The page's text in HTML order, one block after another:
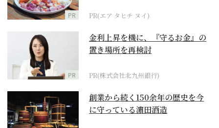
PR PR(エア タヒチ ヌイ)
PR
金利上昇を機に、『守るお金』の
置き場所を再検討
PR(株式会社北九州銀行)
創業から続く150余年の歴史を今
に守っている濵田酒造